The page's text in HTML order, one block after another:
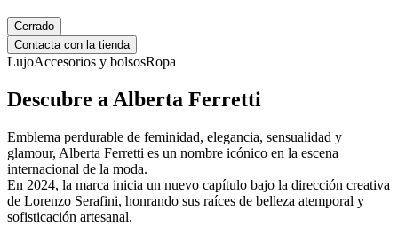
Cerrado
Contacta con la tienda
LujoAccesorios y bolsosRopa
Descubre a Alberta Ferretti
Emblema perdurable de feminidad, elegancia, sensualidad y
glamour, Alberta Ferretti es un nombre icónico en la escena
internacional de la moda.
En 2024, la marca inicia un nuevo capítulo bajo la dirección creativa
de Lorenzo Serafini, honrando sus raíces de belleza atemporal y
sofisticación artesanal.